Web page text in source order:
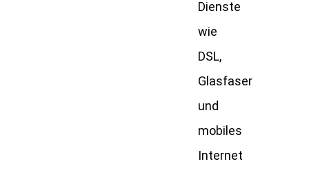
Dienste
wie
DSL,
Glasfaser
und
mobiles
Internet